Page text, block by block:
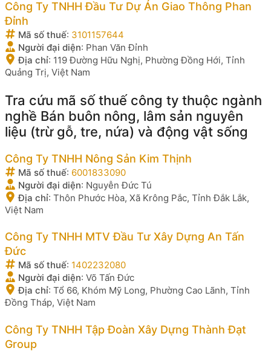
Công Ty TNHH Đầu Tư Dự Án Giao Thông Phan
Đỉnh
Mã số thuế: 3101157644
Người đại diện: Phan Văn Đỉnh
Địa chỉ: 119 Đường Hữu Nghị, Phường Đồng Hới, Tỉnh
Quảng Trị, Việt Nam
Tra cứu mã số thuế công ty thuộc ngành
nghề Bán buôn nông, lâm sản nguyên
liệu (trừ gỗ, tre, nứa) và động vật sống
Công Ty TNHH Nông Sản Kim Thịnh
Mã số thuế: 6001833090
Người đại diện: Nguyễn Đức Tú
Địa chỉ: Thôn Phước Hòa, Xã Krông Pắc, Tỉnh Đắk Lắk,
Việt Nam
Công Ty TNHH MTV Đầu Tư Xây Dựng An Tấn
Đức
Mã số thuế: 1402232080
Người đại diện: Võ Tấn Đức
Địa chỉ: Tổ 66, Khóm Mỹ Long, Phường Cao Lãnh, Tỉnh
Đồng Tháp, Việt Nam
Công Ty TNHH Tập Đoàn Xây Dựng Thành Đạt
Group